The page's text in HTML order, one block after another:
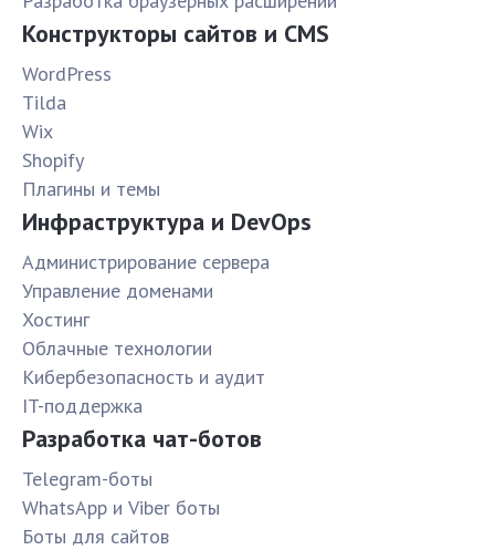
Конструкторы сайтов и CMS
WordPress
Tilda
Wix
Shopify
Плагины и темы
Инфраструктура и DevOps
Администрирование сервера
Управление доменами
Хостинг
Облачные технологии
Кибербезопасность и аудит
IT-поддержка
Разработка чат-ботов
Telegram-боты
WhatsApp и Viber боты
Боты для сайтов